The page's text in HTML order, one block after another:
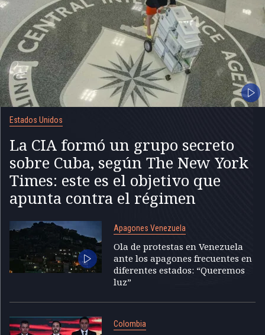
Estados Unidos
La CIA formó un grupo secreto
sobre Cuba, según The New York
Times: este es el objetivo que
apunta contra el régimen
Apagones Venezuela
Ola de protestas en Venezuela
ante los apagones frecuentes en
diferentes estados: “Queremos
luz”
Colombia